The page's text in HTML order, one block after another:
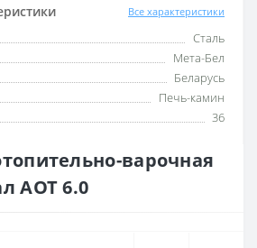
Все характеристики
Сталь
Мета-Бел
Беларусь
Печь-камин
36
варочная
АОТ 6.0